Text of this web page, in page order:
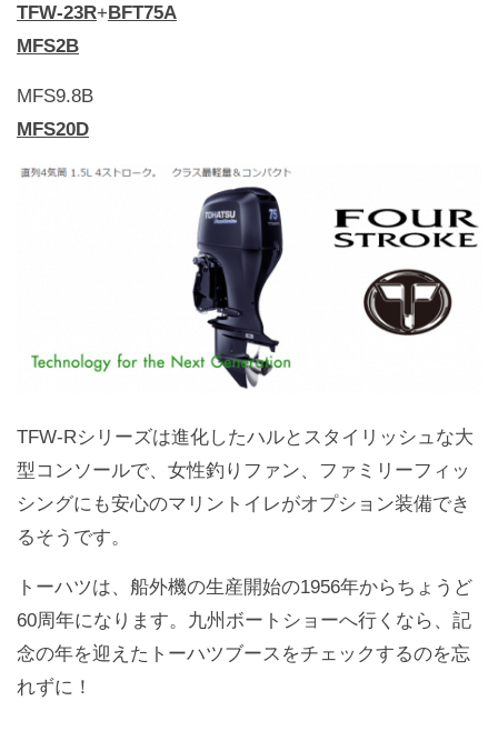
TFW-23R+BFT75A
MFS2B
MFS9.8B
MFS20D
TFW-Rシリーズは進化したハルとスタイリッシュな大
型コンソールで、女性釣りファン、ファミリーフィッ
シングにも安心のマリントイレがオプション装備でき
るそうです。
トーハツは、船外機の生産開始の1956年からちょうど
60周年になります。九州ボートショーへ行くなら、記
念の年を迎えたトーハツブースをチェックするのを忘
れずに！